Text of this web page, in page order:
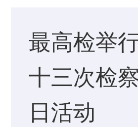
最高检举
十三次检
日活动